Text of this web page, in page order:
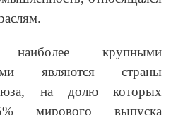
крупными
являются страны
на долю которых
мирового выпуска